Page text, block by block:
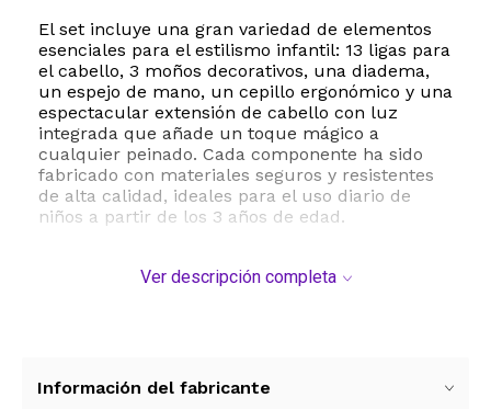
El set incluye una gran variedad de elementos
esenciales para el estilismo infantil: 13 ligas para
el cabello, 3 moños decorativos, una diadema,
un espejo de mano, un cepillo ergonómico y una
espectacular extensión de cabello con luz
integrada que añade un toque mágico a
cualquier peinado. Cada componente ha sido
fabricado con materiales seguros y resistentes
de alta calidad, ideales para el uso diario de
niños a partir de los 3 años de edad.
juego de rol, sino que también ayuda a
juego. El cepillo cuenta con cerdas suaves que
Ver descripción completa
Información del fabricante